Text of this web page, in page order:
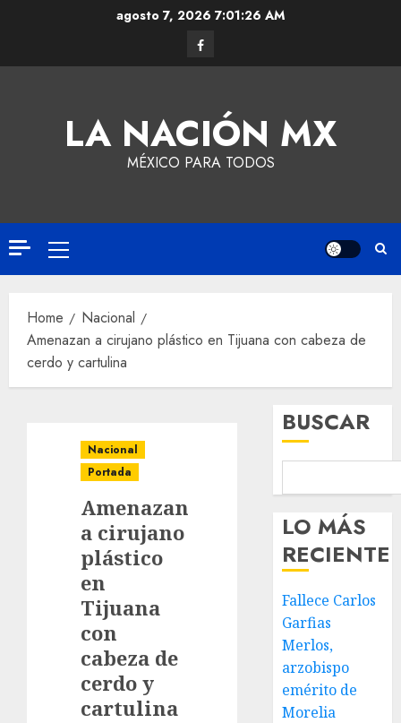
agosto 7, 20267:01:27 AM
LA NACIÓN MX
MÉXICO PARA TODOS
Home
Nacional
Amenazan a cirujano plástico en Tijuana con cabeza de
cerdo y cartulina
Nacional
Portada
Amenazan
a cirujano
plástico
en
Tijuana
con
cabeza de
cerdo y
cartulina
BUSCAR
LO MÁS
RECIENTE
Fallece Carlos
Garfias
Merlos,
arzobispo
emérito de
Morelia